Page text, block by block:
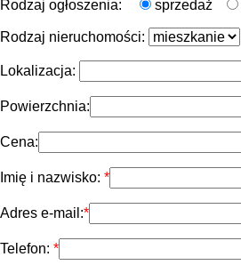
Rodzaj ogłoszenia:
sprzedaż
Rodzaj nieruchomości:
Lokalizacja:
Powierzchnia:
Cena:
Imię i nazwisko:
Adres e-mail:
Telefon: